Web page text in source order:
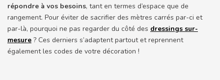
répondre à vos besoins, tant en termes d’espace que de
rangement. Pour éviter de sacrifier des mètres carrés par-ci et
par-là, pourquoi ne pas regarder du côté des dressings sur-
mesure ? Ces derniers s’adaptent partout et reprennent
également les codes de votre décoration !